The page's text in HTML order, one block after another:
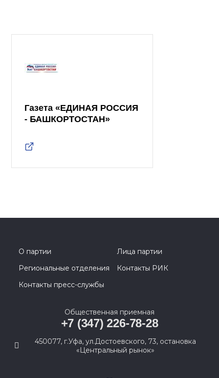
Газета «ЕДИНАЯ РОССИЯ
- БАШКОРТОСТАН»
О партии
Лица партии
Региональные отделения
Контакты РИК
Контакты пресс-службы
Общественная приемная
+7 (347) 226-78-28
450077, г.Уфа, ул.Достоевского, 73, остановка
«Центральный рынок»